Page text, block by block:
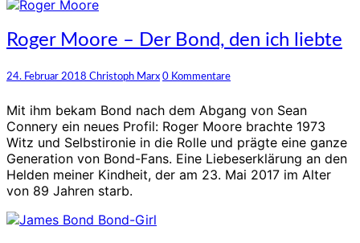
Roger
Moore
–
Der
den
ich
liebte
Roger Moore – Der Bond, den ich liebte
24. Februar 2018 Christoph Marx Kommentare
0 Kommentare
Mit ihm bekam Bond nach dem Abgang von Sean
Connery ein neues Profil: Roger Moore brachte 1973
Witz und Selbstironie in die Rolle und prägte eine ganze
Generation von Bond-Fans. Eine Liebeserklärung an den
Helden meiner Kindheit, der am 23. Mai 2017 im Alter
von 89 Jahren starb.